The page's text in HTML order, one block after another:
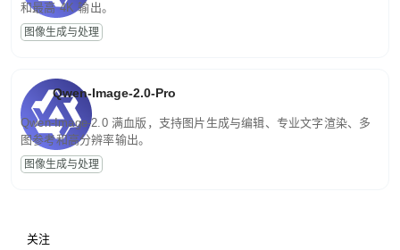
和最高 4K 输出。
图像生成与处理
Qwen-Image-2.0-Pro
Qwen-Image-2.0 满血版，支持图片生成与编辑、专业文字渲染、多
图参考和高分辨率输出。
图像生成与处理
关注